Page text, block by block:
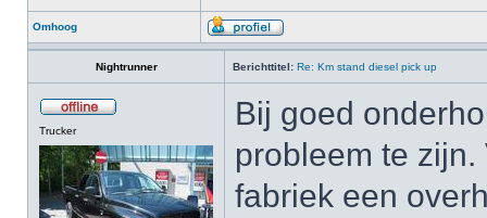
Omhoog
Nightrunner Berichttitel: Re: Km stand diesel pick up
Trucker
Bij goed
probleem te
fabriek een